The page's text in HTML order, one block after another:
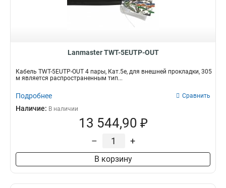
Lanmaster TWT-5EUTP-OUT
Кабель TWT-5EUTP-OUT 4 пары, Кат.5е, для внешней прокладки, 305
м является распространенным тип...
Подробнее Сравнить
Наличие: В наличии
13 544,90 ₽
– +
В корзину